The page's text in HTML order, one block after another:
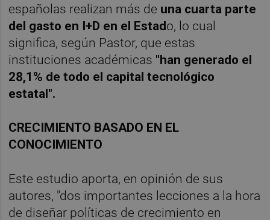
españolas realizan más de una cuarta parte
del gasto en I+D en el Estado, lo cual
significa, según Pastor, que estas
instituciones académicas "han generado el
28,1% de todo el capital tecnológico
estatal".
CRECIMIENTO BASADO EN EL
CONOCIMIENTO
Este estudio aporta, en opinión de sus
autores, "dos importantes lecciones a la hora
de diseñar políticas de crecimiento en